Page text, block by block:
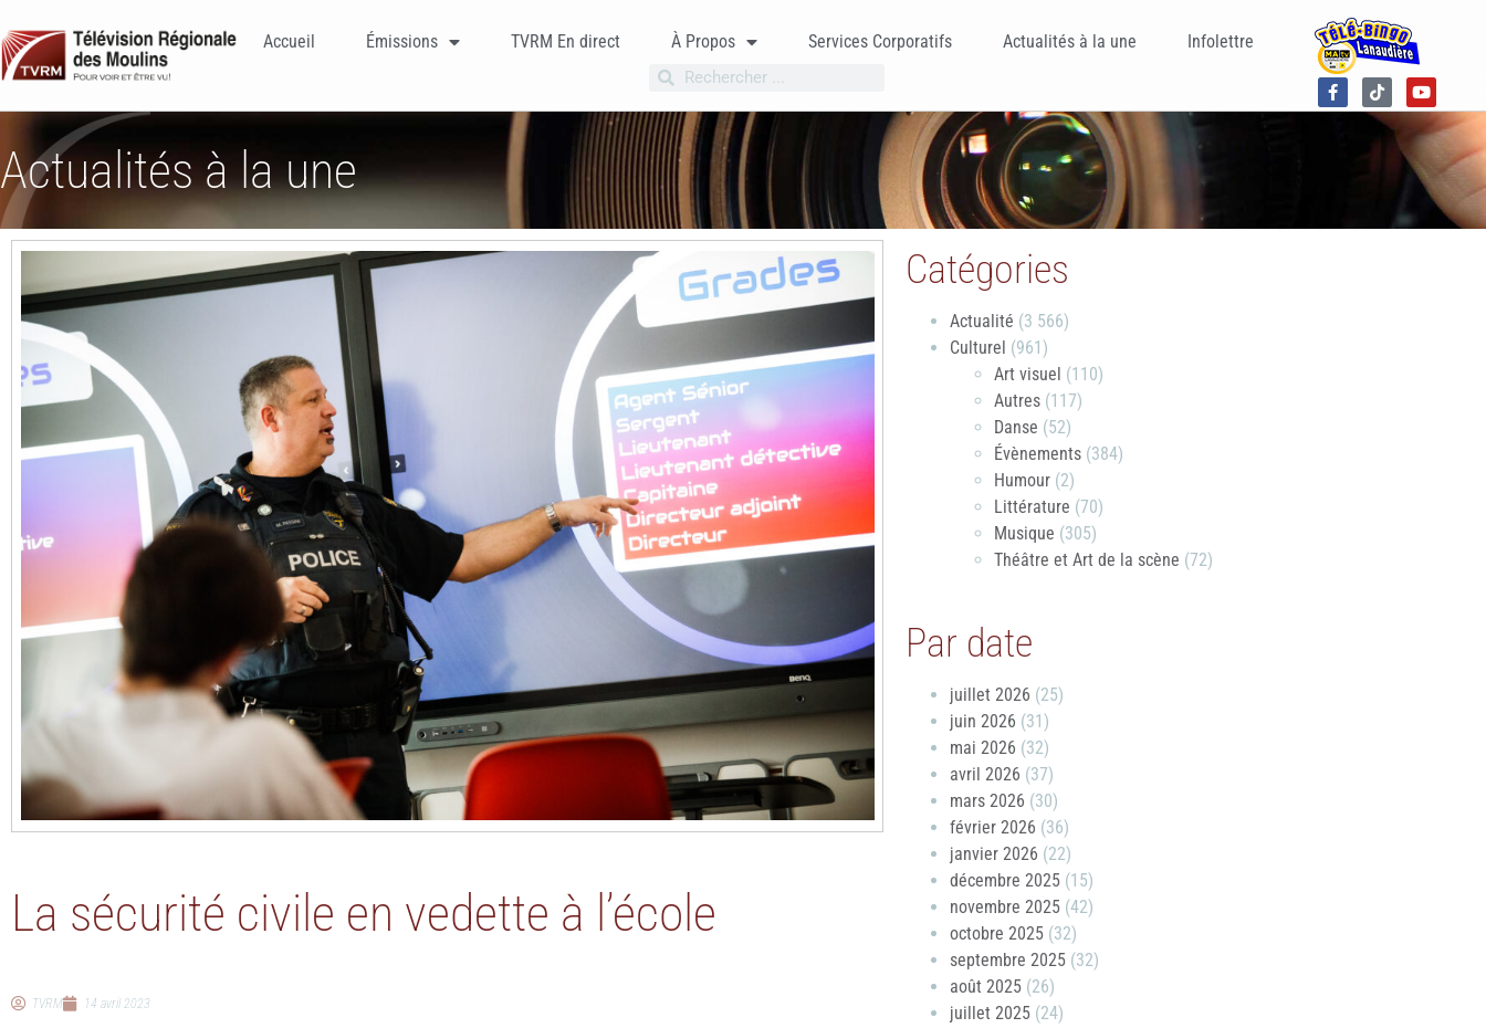
Accueil Émissions TVRM En direct À Propos Services Corporatifs Actualités à la une Infolettre
Actualités à la une
La sécurité civile en vedette à l’école
TVRM 14 avril 2023
Catégories
Actualité (3 566)
Culturel (961)
Art visuel (110)
Autres (117)
Danse (52)
Évènements (384)
Humour (2)
Littérature (70)
Musique (305)
Théâtre et Art de la scène (72)
Par date
juillet 2026 (25)
juin 2026 (31)
mai 2026 (32)
avril 2026 (37)
mars 2026 (30)
février 2026 (36)
janvier 2026 (22)
décembre 2025 (15)
novembre 2025 (42)
octobre 2025 (32)
septembre 2025 (32)
août 2025 (26)
juillet 2025 (24)